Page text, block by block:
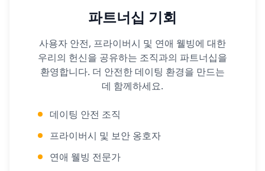
파트너십 기회
사용자 안전, 프라이버시 및 연애 웰빙에 대한
우리의 헌신을 공유하는 조직과의 파트너십을
환영합니다. 더 안전한 데이팅 환경을 만드는
데 함께하세요.
데이팅 안전 조직
프라이버시 및 보안 옹호자
연애 웰빙 전문가